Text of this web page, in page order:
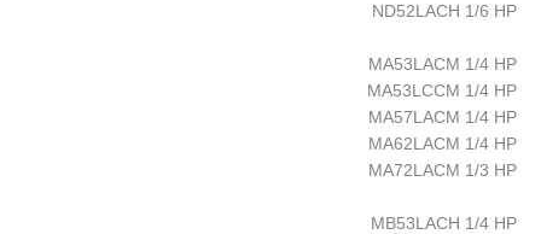
ND52LACH 1/6 HP
MA53LACM 1/4 HP
MA53LCCM 1/4 HP
MA57LACM 1/4 HP
MA62LACM 1/4 HP
MA72LACM 1/3 HP
MB53LACH 1/4 HP